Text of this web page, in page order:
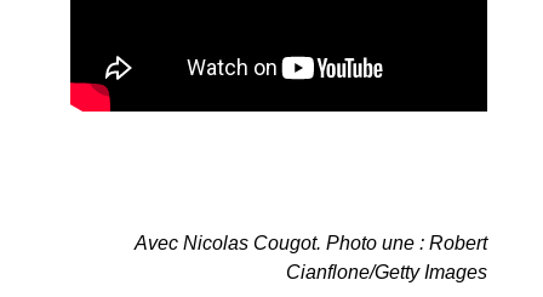
Avec Nicolas Cougot. Photo une : Robert
Cianflone/Getty Images